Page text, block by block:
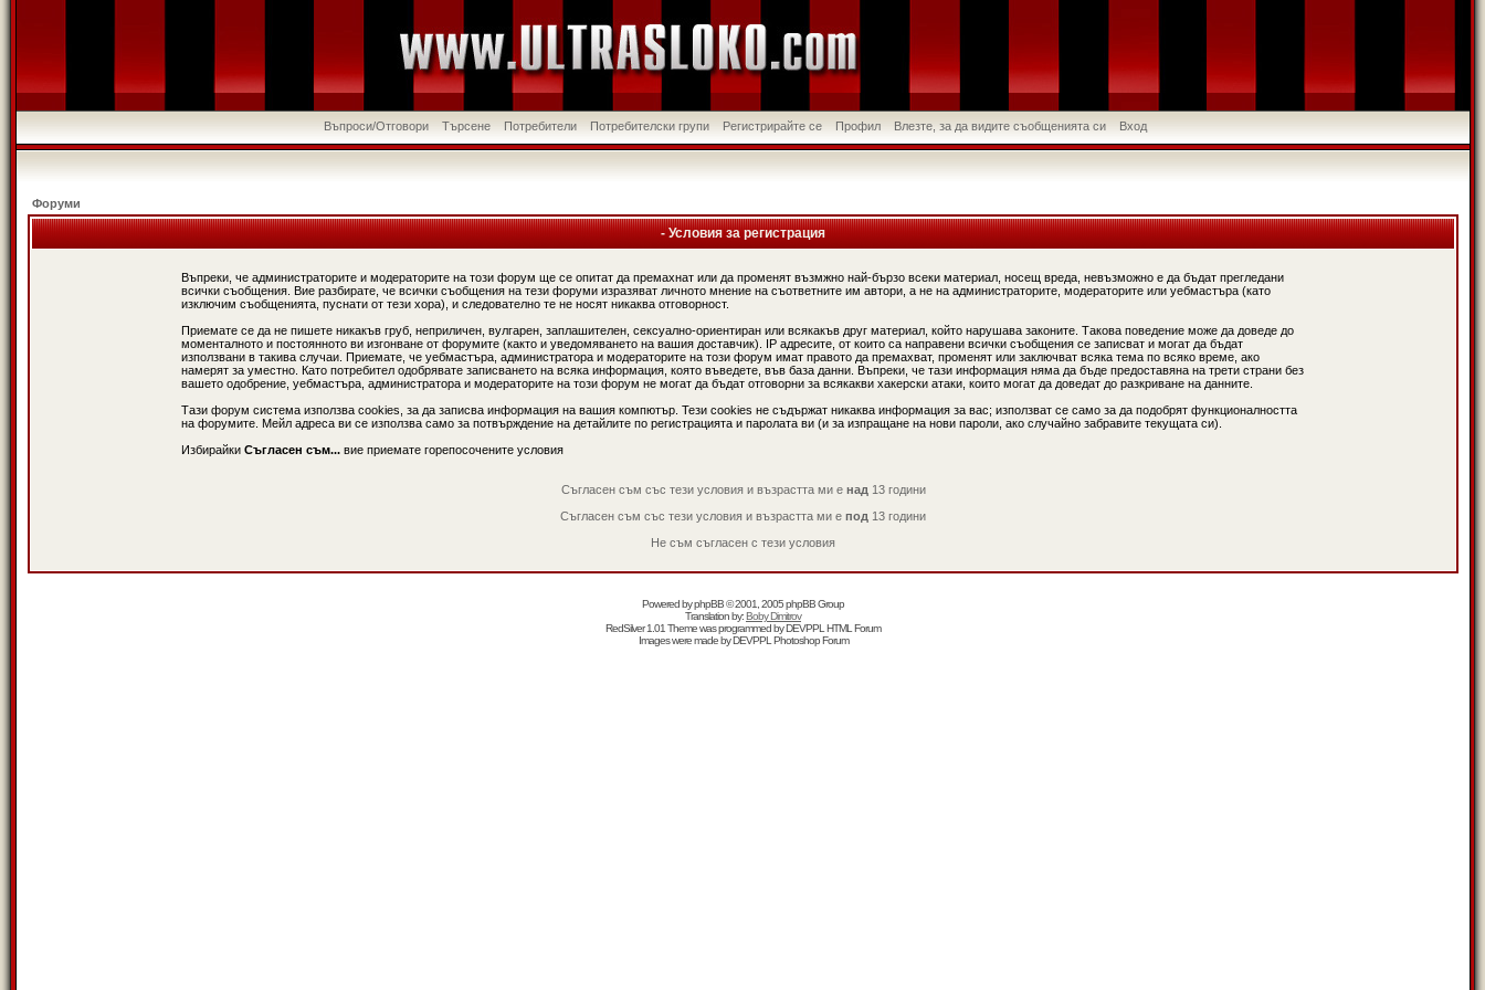
Въпроси/Отговори Търсене Потребители Потребителски групи Регистрирайте се Профил Влезте, за да видите съобщенията си Вход
Форуми
- Условия за регистрация
Въпреки, че администраторите и модераторите на този форум ще се опитат да премахнат или да променят възмжно най-бързо всеки материал, носещ вреда, невъзможно е да бъдат прегледани
всички съобщения. Вие разбирате, че всички съобщения на тези форуми изразяват личното мнение на съответните им автори, а не на администраторите, модераторите или уебмастъра (като
изключим съобщенията, пуснати от тези хора), и следователно те не носят никаква отговорност.
Приемате се да не пишете никакъв груб, неприличен, вулгарен, заплашителен, сексуално-ориентиран или всякакъв друг материал, който нарушава законите. Такова поведение може да доведе до
моменталното и постоянното ви изгонване от форумите (както и уведомяването на вашия доставчик). IP адресите, от които са направени всички съобщения се записват и могат да бъдат
използвани в такива случаи. Приемате, че уебмастъра, администратора и модераторите на този форум имат правото да премахват, променят или заключват всяка тема по всяко време, ако
намерят за уместно. Като потребител одобрявате записването на всяка информация, която въведете, във база данни. Въпреки, че тази информация няма да бъде предоставяна на трети страни без
вашето одобрение, уебмастъра, администратора и модераторите на този форум не могат да бъдат отговорни за всякакви хакерски атаки, които могат да доведат до разкриване на данните.
Тази форум система използва cookies, за да записва информация на вашия компютър. Тези cookies не съдържат никаква информация за вас; използват се само за да подобрят функционалността
на форумите. Мейл адреса ви се използва само за потвърждение на детайлите по регистрацията и паролата ви (и за изпращане на нови пароли, ако случайно забравите текущата си).
Избирайки Съгласен съм...вие приемате горепосочените условия
Съгласен съм със тези условия и възрастта ми е над 13 години
Съгласен съм със тези условия и възрастта ми е под 13 години
Не съм съгласен с тези условия
Powered byphpBB© 2001, 2005 phpBB Group
Translation by:Boby Dimitrov
RedSilver 1.01 Theme was programmed byDEVPPL HTML Forum
Images were made byDEVPPL Photoshop Forum